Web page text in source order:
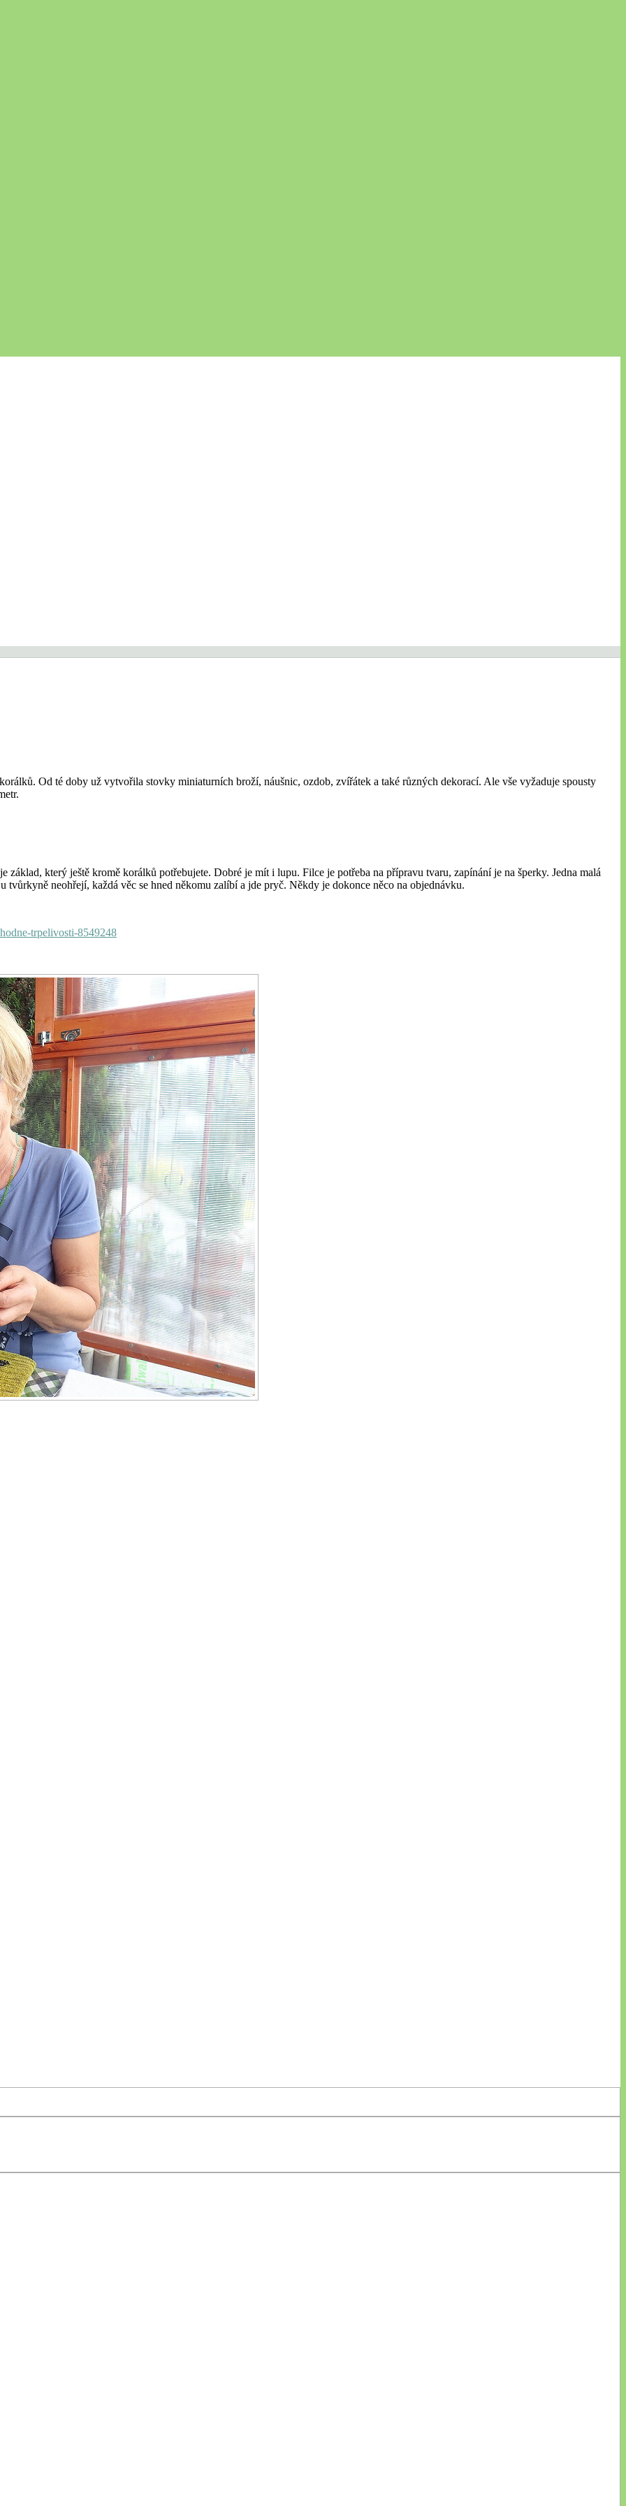
Od té doby už vytvořila stovky miniaturních broží, náušnic, ozdob, zvířátek a také různých dekorací. Ale vše vyžaduje spousty
který ještě kromě korálků potřebujete. Dobré je mít i lupu. Filce je potřeba na přípravu tvaru, zapínání je na šperky. Jedna malá
tvůrkyně neohřejí, každá věc se hned někomu zalíbí a jde pryč. Někdy je dokonce něco na objednávku.
trpelivosti-8549248